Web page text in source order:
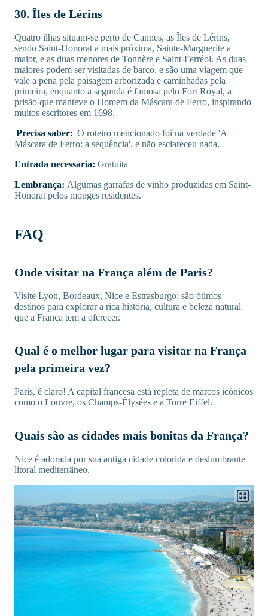
30. Îles de Lérins
Quatro ilhas situam-se perto de Cannes, as Îles de Lérins,
sendo Saint-Honorat a mais próxima, Sainte-Marguerite a
maior, e as duas menores de Tonnère e Saint-Ferréol. As duas
maiores podem ser visitadas de barco, e são uma viagem que
vale a pena pela paisagem arborizada e caminhadas pela
primeira, enquanto a segunda é famosa pelo Fort Royal, a
prisão que manteve o Homem da Máscara de Ferro, inspirando
muitos escritores em 1698.
Precisa saber: O roteiro mencionado foi na verdade 'A
Máscara de Ferro: a sequência', e não esclareceu nada.
Entrada necessária: Gratuita
Lembrança: Algumas garrafas de vinho produzidas em Saint-
Honorat pelos monges residentes.
FAQ
Onde visitar na França além de Paris?
Visite Lyon, Bordeaux, Nice e Estrasburgo; são ótimos
destinos para explorar a rica história, cultura e beleza natural
que a França tem a oferecer.
Qual é o melhor lugar para visitar na França
pela primeira vez?
Paris, é claro! A capital francesa está repleta de marcos icônicos
como o Louvre, os Champs-Élysées e a Torre Eiffel.
Quais são as cidades mais bonitas da França?
Nice é adorada por sua antiga cidade colorida e deslumbrante
litoral mediterrâneo.